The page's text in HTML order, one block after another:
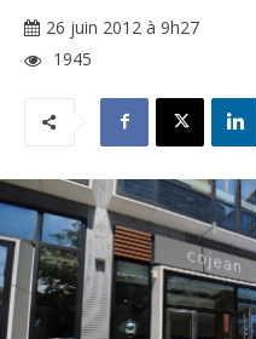
26 juin 2012 à 9h27
1945